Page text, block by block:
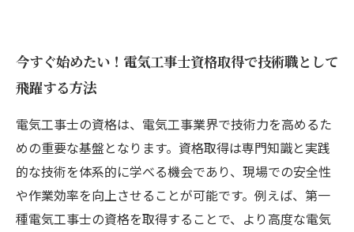
今すぐ始めたい！電気工事士資格取得で技術職として
飛躍する方法
電気工事士の資格は、電気工事業界で技術力を高めるた
めの重要な基盤となります。資格取得は専門知識と実践
的な技術を体系的に学べる機会であり、現場での安全性
や作業効率を向上させることが可能です。例えば、第一
種電気工事士の資格を取得することで、より高度な電気